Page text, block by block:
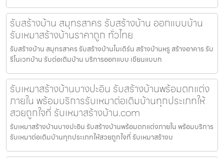
รับสร้างบ้าน สมุทรสาคร รับสร้างบ้าน ออกแบบบ้าน
รับเหมาสร้างบ้านราคาถูก ทั่วไทย
รับสร้างบ้าน สมุทรสาคร รับสร้างบ้านโมเดิร์น สร้างบ้านหรู สร้างอาคาร รับ
รีโนเวทบ้าน รับต่อเติมบ้าน บริการออกแบบ เขียนแบบก
รับเหมาสร้างบ้านบางปะอิน รับสร้างบ้านพร้อมตกแต่ง
ภายใน พร้อมบริการรับเหมาต่อเติมบ้านทุกประเภทให้
สวยถูกใจที่ รับเหมาสร้างบ้าน.com
รับเหมาสร้างบ้านบางปะอิน รับสร้างบ้านพร้อมตกแต่งภายใน พร้อมบริการ
รับเหมาต่อเติมบ้านทุกประเภทให้สวยถูกใจที่ รับเหมาสร้างบ